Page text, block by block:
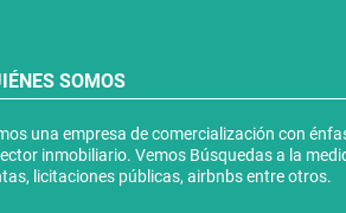
SOMOS
una empresa de comercialización con
inmobiliario. Vemos Búsquedas a la
licitaciones públicas, airbnbs entre otros.